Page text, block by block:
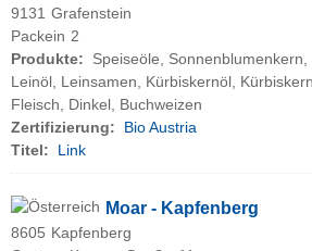
9131 Grafenstein
Packein 2
Produkte:
Speiseöle,
Leinöl, Leinsamen, Kürbiskernöl,
Fleisch, Dinkel, Buchweizen
Zertifizierung:
Bio Austria
Titel:
Link
Moar - Kapfenberg
8605 Kapfenberg